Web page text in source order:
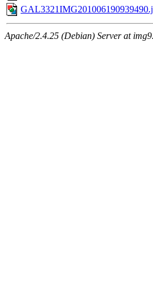
Apache/2.4.25 (Debian) Server at